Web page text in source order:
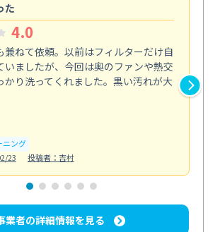
た
4.0
兼ねて依頼。以前はフィルターだけ自
いましたが、今回は奥のファンや熱交
かり洗ってくれました。黒い汚れが大
ニング
23
投稿者：吉村
業者の詳細情報を見る